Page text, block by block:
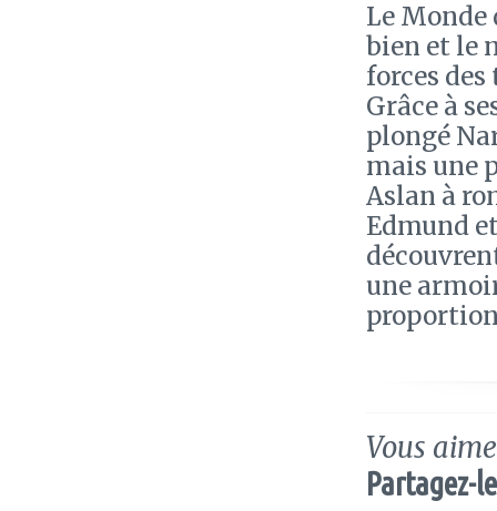
Le Monde
bien et le
forces
Grâce à
plongé
mais une
Aslan à
Edmund
une
Vous
Partagez-